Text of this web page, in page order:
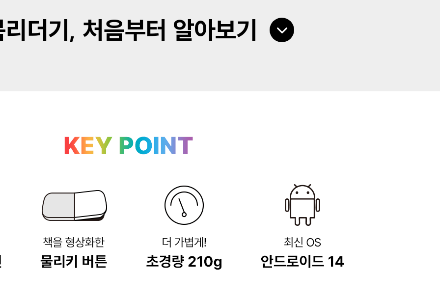
더기, 처음부터 알아보기